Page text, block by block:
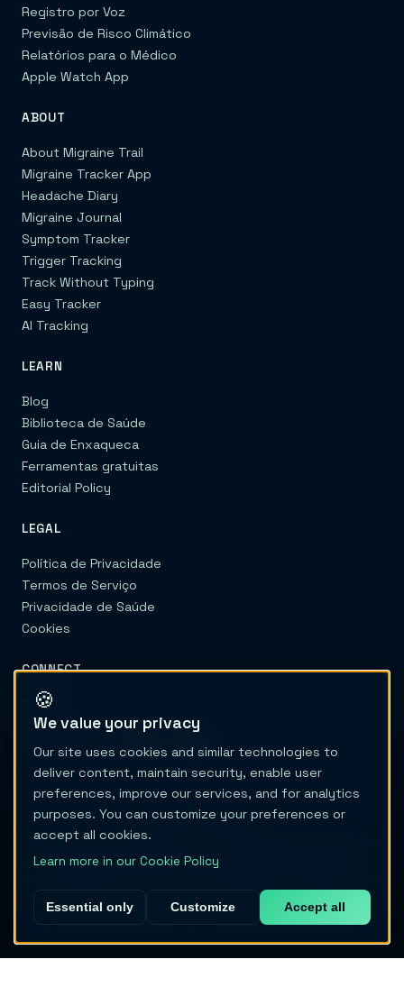
Registro por Voz
Previsão de Risco Climático
Relatórios para o Médico
Apple Watch App
ABOUT
About Migraine Trail
Migraine Tracker App
Headache Diary
Migraine Journal
Symptom Tracker
Trigger Tracking
Track Without Typing
Easy Tracker
AI Tracking
LEARN
Blog
Biblioteca de Saúde
Guia de Enxaqueca
Ferramentas gratuitas
Editorial Policy
LEGAL
Política de Privacidade
Termos de Serviço
Privacidade de Saúde
Cookies
CONNECT
Contato
© 2026 Migraine Trail
O Migraine Trail não é um prestador de cuidados de saúde nem
um dispositivo médico. O conteúdo e as ferramentas são
aconselhamento médico. Nunca adie cuidados médicos nem
altere um tratamento com base neste site. Consulte o nosso
Política de Privacidade.
🍪
We value your privacy
Our site uses cookies and similar technologies to
deliver content, maintain security, enable user
preferences, improve our services, and for analytics
purposes. You can customize your preferences or
accept all cookies.
Learn more in our Cookie Policy
Essential only Customize Accept all